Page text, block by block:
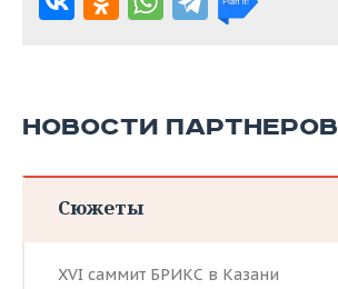
НОВОСТИ ПАРТНЕРОВ
Сюжеты
XVI саммит БРИКС в Казани